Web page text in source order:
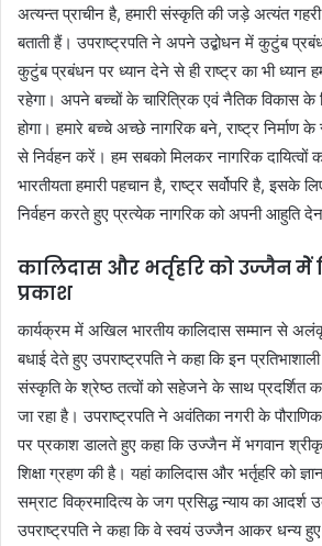
अत्यन्त प्राचीन है, हमारी संस्कृति की जड़े अत्यंत
बताती हैं। उपराष्ट्रपति ने अपने उद्बोधन में कुटुंब
कुटुंब प्रबंधन पर ध्यान देने से ही राष्ट्र का भी ध्यान
रहेगा। अपने बच्चों के चारित्रिक एवं नैतिक विकास के
होगा। हमारे बच्चे अच्छे नागरिक बने, राष्ट्र निर्माण के
से निर्वहन करें। हम सबको मिलकर नागरिक दायित्वों
भारतीयता हमारी पहचान है, राष्ट्र सर्वोपरि है, इसके
निर्वहन करते हुए प्रत्येक नागरिक को अपनी आहुति
कालिदास और भर्तृहरि को उज्जैन मेें
प्रकाश
कार्यक्रम में अखिल भारतीय कालिदास सम्मान से
बधाई देते हुए उपराष्ट्रपति ने कहा कि इन प्रतिभाशाली
संस्कृति के श्रेष्ठ तत्वों को सहेजने के साथ प्रदर्शित
जा रहा है। उपराष्ट्रपति ने अवंतिका नगरी के
पर प्रकाश डालते हुए कहा कि उज्जैन में भगवान
शिक्षा ग्रहण की है। यहां कालिदास और भर्तृहरि को
सम्राट विक्रमादित्य के जग प्रसिद्ध न्याय का आदर्श
उपराष्ट्रपति ने कहा कि वे स्वयं उज्जैन आकर धन्य हुए